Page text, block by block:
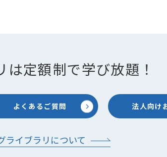
定額制で学び放題！
よくあるご質問 法人向け
ライブラリについて